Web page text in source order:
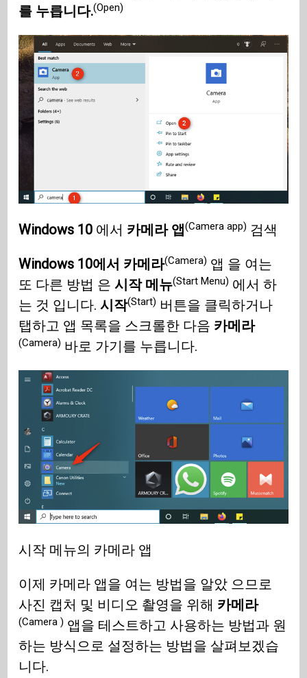
를 누릅니다.(Open)
Windows 10 에서 카메라 앱(Camera app) 검색
Windows 10에서 카메라(Camera) 앱 을 여는
또 다른 방법 은시작 메뉴(Start Menu) 에서 하
는 것 입니다.시작(Start) 버튼을 클릭하거나
탭하고 앱 목록을 스크롤한 다음 카메라
(Camera) 바로 가기를 누릅니다.
시작 메뉴의 카메라 앱
이제 카메라 앱을 여는 방법을 알았 으므로
사진 캡처 및 비디오 촬영을 위해 카메라
(Camera ) 앱을 테스트하고 사용하는 방법과 원
하는 방식으로 설정하는 방법을 살펴보겠습
니다.